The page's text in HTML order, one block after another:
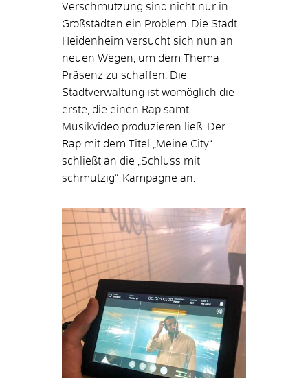
Verschmutzung sind nicht nur in
Großstädten ein Problem. Die Stadt
Heidenheim versucht sich nun an
neuen Wegen, um dem Thema
Präsenz zu schaffen. Die
Stadtverwaltung ist womöglich die
erste, die einen Rap samt
Musikvideo produzieren ließ. Der
Rap mit dem Titel „Meine City“
schließt an die „Schluss mit
schmutzig“-Kampagne an.